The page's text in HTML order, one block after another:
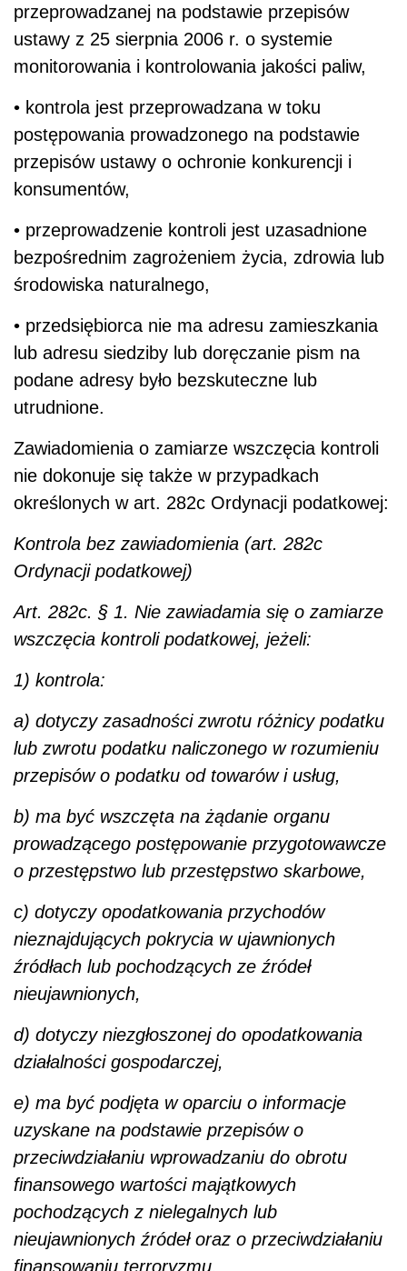
przeprowadzanej na podstawie przepisów
ustawy z 25 sierpnia 2006 r. o systemie
monitorowania i kontrolowania jakości paliw,
• kontrola jest przeprowadzana w toku
postępowania prowadzonego na podstawie
przepisów ustawy o ochronie konkurencji i
konsumentów,
• przeprowadzenie kontroli jest uzasadnione
bezpośrednim zagrożeniem życia, zdrowia lub
środowiska naturalnego,
• przedsiębiorca nie ma adresu zamieszkania
lub adresu siedziby lub doręczanie pism na
podane adresy było bezskuteczne lub
utrudnione.
Zawiadomienia o zamiarze wszczęcia kontroli
nie dokonuje się także w przypadkach
określonych w art. 282c Ordynacji podatkowej:
Kontrola bez zawiadomienia (art. 282c
Ordynacji podatkowej)
Art. 282c. § 1. Nie zawiadamia się o zamiarze
wszczęcia kontroli podatkowej, jeżeli:
1) kontrola:
a) dotyczy zasadności zwrotu różnicy podatku
lub zwrotu podatku naliczonego w rozumieniu
przepisów o podatku od towarów i usług,
b) ma być wszczęta na żądanie organu
prowadzącego postępowanie przygotowawcze
o przestępstwo lub przestępstwo skarbowe,
c) dotyczy opodatkowania przychodów
nieznajdujących pokrycia w ujawnionych
źródłach lub pochodzących ze źródeł
nieujawnionych,
d) dotyczy niezgłoszonej do opodatkowania
działalności gospodarczej,
e) ma być podjęta w oparciu o informacje
uzyskane na podstawie przepisów o
przeciwdziałaniu wprowadzaniu do obrotu
finansowego wartości majątkowych
pochodzących z nielegalnych lub
nieujawnionych źródeł oraz o przeciwdziałaniu
finansowaniu terroryzmu,